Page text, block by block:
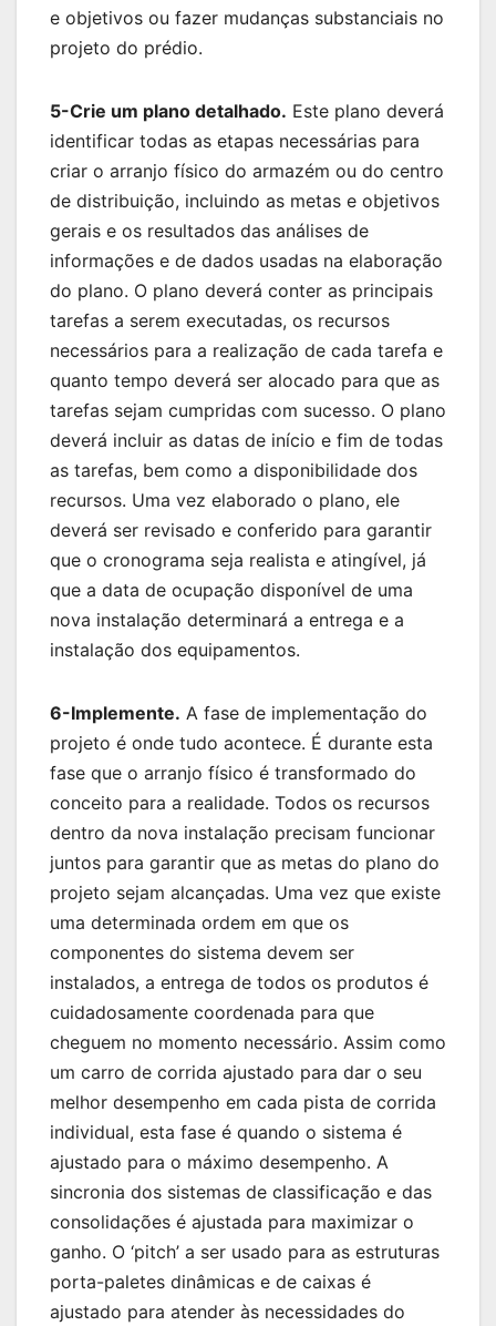
e objetivos ou fazer mudanças substanciais no
projeto do prédio.
5-Crie um plano detalhado. Este plano deverá
identificar todas as etapas necessárias para
criar o arranjo físico do armazém ou do centro
de distribuição, incluindo as metas e objetivos
gerais e os resultados das análises de
informações e de dados usadas na elaboração
do plano. O plano deverá conter as principais
tarefas a serem executadas, os recursos
necessários para a realização de cada tarefa e
quanto tempo deverá ser alocado para que as
tarefas sejam cumpridas com sucesso. O plano
deverá incluir as datas de início e fim de todas
as tarefas, bem como a disponibilidade dos
recursos. Uma vez elaborado o plano, ele
deverá ser revisado e conferido para garantir
que o cronograma seja realista e atingível, já
que a data de ocupação disponível de uma
nova instalação determinará a entrega e a
instalação dos equipamentos.
6-Implemente. A fase de implementação do
projeto é onde tudo acontece. É durante esta
fase que o arranjo físico é transformado do
conceito para a realidade. Todos os recursos
dentro da nova instalação precisam funcionar
juntos para garantir que as metas do plano do
projeto sejam alcançadas. Uma vez que existe
uma determinada ordem em que os
componentes do sistema devem ser
instalados, a entrega de todos os produtos é
cuidadosamente coordenada para que
cheguem no momento necessário. Assim como
um carro de corrida ajustado para dar o seu
melhor desempenho em cada pista de corrida
individual, esta fase é quando o sistema é
ajustado para o máximo desempenho. A
sincronia dos sistemas de classificação e das
consolidações é ajustada para maximizar o
ganho. O ‘pitch’ a ser usado para as estruturas
porta-paletes dinâmicas e de caixas é
ajustado para atender às necessidades do